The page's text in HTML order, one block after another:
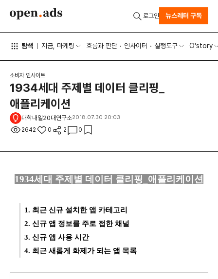
탐색 지금, 마케팅 흐름과 판단 인사이터 실행도구 O'story
로그인 뉴스레터 구독
소비자 인사이트
1934세대 주제별 데이터 클리핑_
애플리케이션
대학내일20대연구소2018.07.30 20:03
2642 0 2 0
1934세대 주제별 데이터 클리핑_애플리케이션
1. 최근 신규 설치한 앱 카테고리
2. 신규 앱 정보를 주로 접한 채널
3. 신규 앱 사용 시간
4. 최근 새롭게 화제가 되는 앱 목록